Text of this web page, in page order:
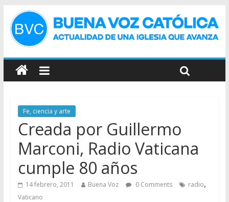
Fe, ciencia y arte
Creada por Guillermo
Marconi, Radio Vaticana
cumple 80 años
14 febrero, 2011 Buena Voz 0 Comments radio,
Vaticano